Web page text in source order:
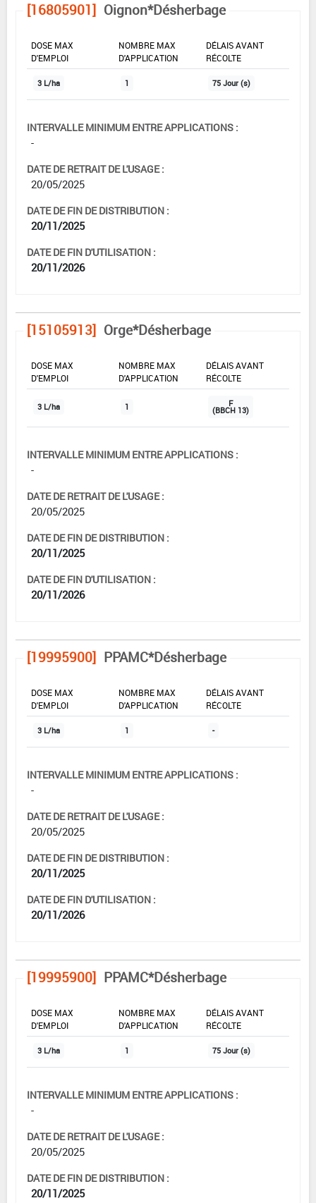
[16805901] Oignon*Désherbage
DOSE MAX
D'EMPLOI
NOMBRE MAX
D'APPLICATION
DÉLAIS AVANT
RÉCOLTE
3 L/ha 1 75 Jour (s)
INTERVALLE MINIMUM ENTRE APPLICATIONS :
-
DATE DE RETRAIT DE L'USAGE :
20/05/2025
DATE DE FIN DE DISTRIBUTION :
20/11/2025
DATE DE FIN D'UTILISATION :
20/11/2026
[15105913] Orge*Désherbage
DOSE MAX
D'EMPLOI
NOMBRE MAX
D'APPLICATION
DÉLAIS AVANT
RÉCOLTE
3 L/ha 1 F
(BBCH 13)
INTERVALLE MINIMUM ENTRE APPLICATIONS :
-
DATE DE RETRAIT DE L'USAGE :
20/05/2025
DATE DE FIN DE DISTRIBUTION :
20/11/2025
DATE DE FIN D'UTILISATION :
20/11/2026
[19995900] PPAMC*Désherbage
DOSE MAX
D'EMPLOI
NOMBRE MAX
D'APPLICATION
DÉLAIS AVANT
RÉCOLTE
3 L/ha 1 -
INTERVALLE MINIMUM ENTRE APPLICATIONS :
-
DATE DE RETRAIT DE L'USAGE :
20/05/2025
DATE DE FIN DE DISTRIBUTION :
20/11/2025
DATE DE FIN D'UTILISATION :
20/11/2026
[19995900] PPAMC*Désherbage
DOSE MAX
D'EMPLOI
NOMBRE MAX
D'APPLICATION
DÉLAIS AVANT
RÉCOLTE
3 L/ha 1 75 Jour (s)
INTERVALLE MINIMUM ENTRE APPLICATIONS :
-
DATE DE RETRAIT DE L'USAGE :
20/05/2025
DATE DE FIN DE DISTRIBUTION :
20/11/2025